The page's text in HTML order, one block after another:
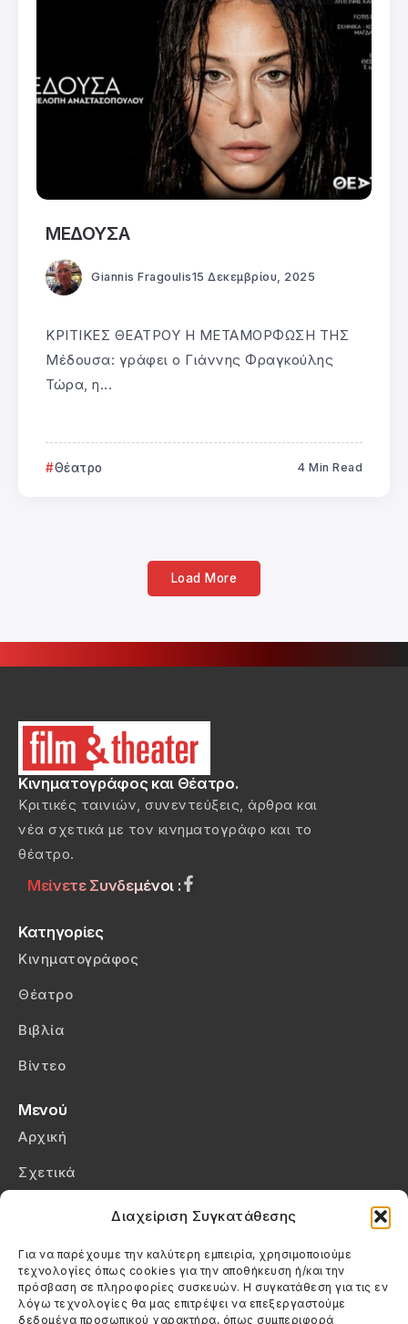
Διαχείριση Συγκατάθεσης
Για να παρέχουμε την καλύτερη εμπειρία, χρησιμοποιούμε
τεχνολογίες όπως cookies για την αποθήκευση ή/και την
πρόσβαση σε πληροφορίες συσκευών. Η συγκατάθεση για τις εν
λόγω τεχνολογίες θα μας επιτρέψει να επεξεργαστούμε
δεδομένα προσωπικού χαρακτήρα, όπως συμπεριφορά
ΜΕΔΟΥΣΑ
Giannis Fragoulis15 Δεκεμβρίου, 2025
ΚΡΙΤΙΚΕΣ ΘΕΑΤΡΟΥ Η ΜΕΤΑΜΟΡΦΩΣΗ ΤΗΣ
Μέδουσα: γράφει ο Γιάννης Φραγκούλης
Τώρα, η...
Θέατρο 4 Min Read
Load More
Κινηματογράφος και Θέατρο.
Κριτικές ταινιών, συνεντεύξεις, άρθρα και
νέα σχετικά με τον κινηματογράφο και το
θέατρο.
Μείνετε Συνδεμένοι :
Κατηγορίες
Κινηματογράφος
Θέατρο
Βιβλία
Βίντεο
Μενού
Αρχική
Σχετικά
Πολιτική Cookies (ΕΕ)